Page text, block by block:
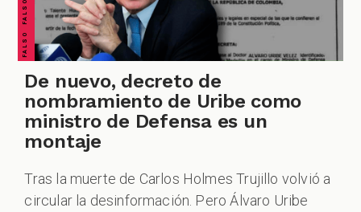
ZOOM
De nuevo, decreto de
nombramiento de Uribe como
ministro de Defensa es un
montaje
Tras la muerte de Carlos Holmes Trujillo volvió a
circular la desinformación. Pero Álvaro Uribe